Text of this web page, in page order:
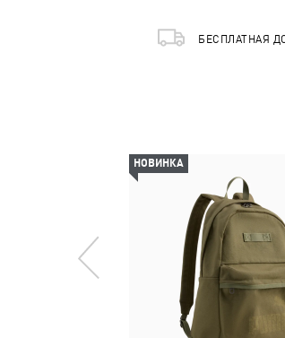
БЕСПЛАТНАЯ
НОВИНКА